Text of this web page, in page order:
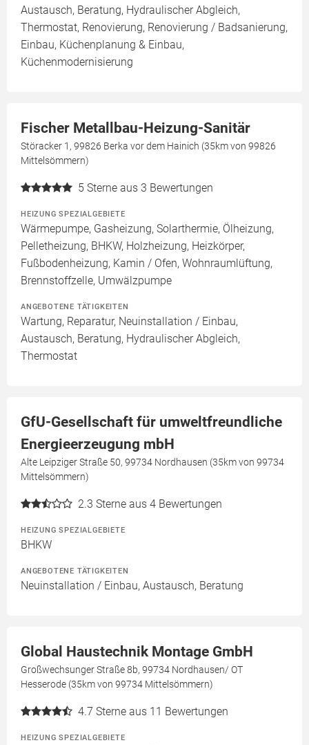
Austausch, Beratung, Hydraulischer Abgleich,
Thermostat, Renovierung, Renovierung / Badsanierung,
Einbau, Küchenplanung & Einbau,
Küchenmodernisierung
Fischer Metallbau-Heizung-Sanitär
Störacker 1, 99826 Berka vor dem Hainich (35km von 99826
Mittelsömmern)
5 Sterne aus 3 Bewertungen
HEIZUNG SPEZIALGEBIETE
Wärmepumpe, Gasheizung, Solarthermie, Ölheizung,
Pelletheizung, BHKW, Holzheizung, Heizkörper,
Fußbodenheizung, Kamin / Ofen, Wohnraumlüftung,
Brennstoffzelle, Umwälzpumpe
ANGEBOTENE TÄTIGKEITEN
Wartung, Reparatur, Neuinstallation / Einbau,
Austausch, Beratung, Hydraulischer Abgleich,
Thermostat
GfU-Gesellschaft für umweltfreundliche
Energieerzeugung mbH
Alte Leipziger Straße 50, 99734 Nordhausen (35km von 99734
Mittelsömmern)
2.3 Sterne aus 4 Bewertungen
HEIZUNG SPEZIALGEBIETE
BHKW
ANGEBOTENE TÄTIGKEITEN
Neuinstallation / Einbau, Austausch, Beratung
Global Haustechnik Montage GmbH
Großwechsunger Straße 8b, 99734 Nordhausen/ OT
Hesserode (35km von 99734 Mittelsömmern)
4.7 Sterne aus 11 Bewertungen
HEIZUNG SPEZIALGEBIETE